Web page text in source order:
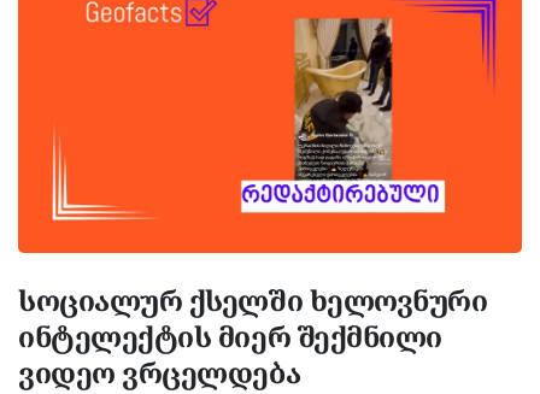
სოციალურ ქსელში ხელოვნური
ინტელექტის მიერ შექმნილი
ვიდეო ვრცელდება